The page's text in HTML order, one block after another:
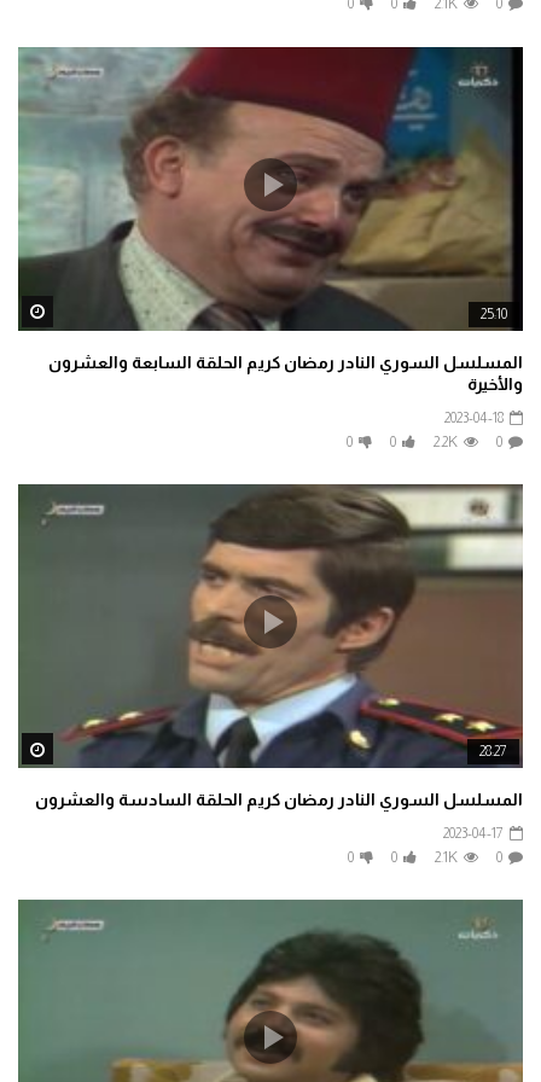
0
2.1K
0
0
25:10
المسلسل السوري النادر رمضان كريم الحلقة السابعة والعشرون
والأخيرة
2023-04-18
0
2.2K
0
0
28:27
المسلسل السوري النادر رمضان كريم الحلقة السادسة والعشرون
2023-04-17
0
2.1K
0
0